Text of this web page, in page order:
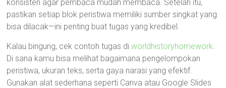
konsisten agar pembaca mudah membaca. Setelah itu,
pastikan setiap blok peristiwa memiliki sumber singkat yang
bisa dilacak—ini penting buat tugas yang kredibel.
Kalau bingung, cek contoh tugas diworldhistoryhomework.
Di sana kamu bisa melihat bagaimana pengelompokan
peristiwa, ukuran teks, serta gaya narasi yang efektif.
Gunakan alat sederhana seperti Canva atau Google Slides